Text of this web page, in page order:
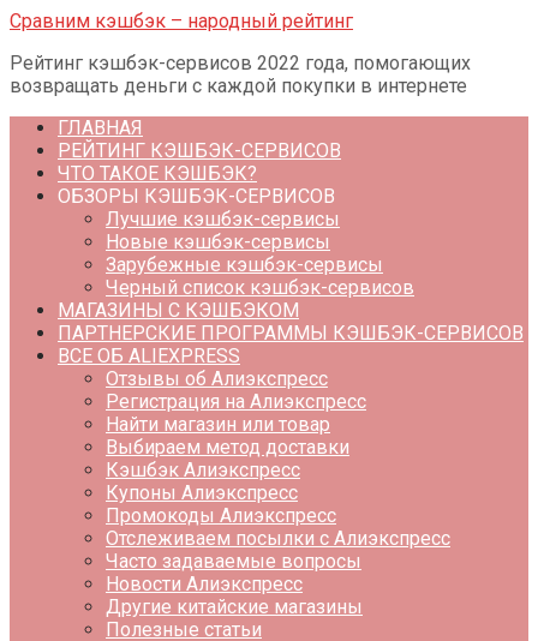
Перейти
контенту
Сравним кэшбэк – народный рейтинг
Рейтинг кэшбэк-сервисов 2022 года, помогающих
возвращать деньги с каждой покупки в интернете
ГЛАВНАЯ
РЕЙТИНГ КЭШБЭК-СЕРВИСОВ
ЧТО ТАКОЕ КЭШБЭК?
ОБЗОРЫ КЭШБЭК-СЕРВИСОВ
Лучшие кэшбэк-сервисы
Новые кэшбэк-сервисы
Зарубежные кэшбэк-сервисы
Черный список кэшбэк-сервисов
МАГАЗИНЫ С КЭШБЭКОМ
ПАРТНЕРСКИЕ ПРОГРАММЫ КЭШБЭК-СЕРВИСОВ
ВСЕ ОБ ALIEXPRESS
Отзывы об Алиэкспресс
Регистрация на Алиэкспресс
Найти магазин или товар
Выбираем метод доставки
Кэшбэк Алиэкспресс
Купоны Алиэкспресс
Промокоды Алиэкспресс
Отслеживаем посылки с Алиэкспресс
Часто задаваемые вопросы
Новости Алиэкспресс
Другие китайские магазины
Полезные статьи